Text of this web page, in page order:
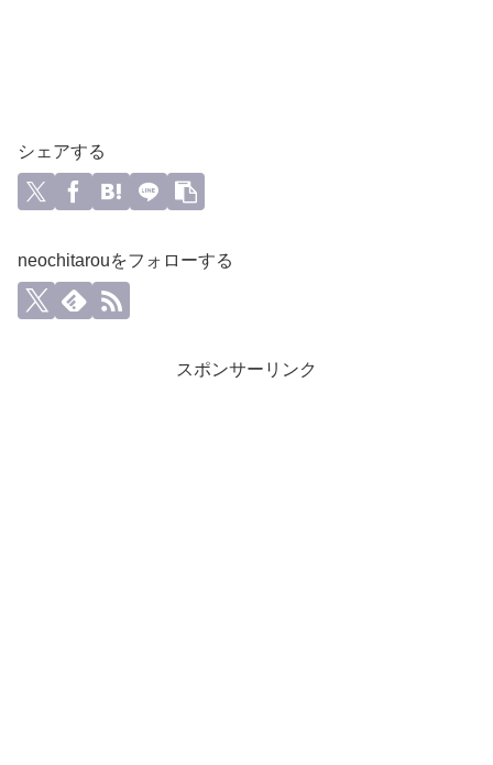
シェアする
neochitarouをフォローする
スポンサーリンク